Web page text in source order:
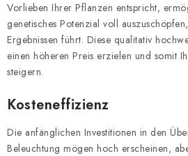
Vorlieben Ihrer Pflanzen entspricht,
genetisches Potenzial voll
Ergebnissen führt. Diese qualitativ
einen höheren Preis erzielen und somit
steigern.
Kosteneffizienz
Die anfänglichen Investitionen in den
Beleuchtung mögen hoch erscheinen,